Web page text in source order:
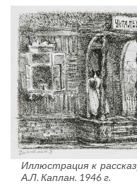
Иллюстрация к
А.Л. Каплан. 1946 г.